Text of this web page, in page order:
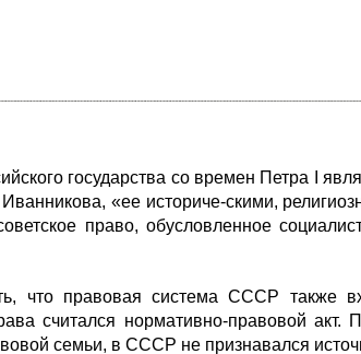
государства со времен Петра I
«ее историче-скими,
право, обусловленное
что правовая система СССР также
считался нормативно-правовой акт.
семьи, в СССР не признавался